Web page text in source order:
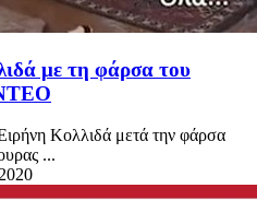
με τη φάρσα του
Κολλιδά μετά την φάρσα
...